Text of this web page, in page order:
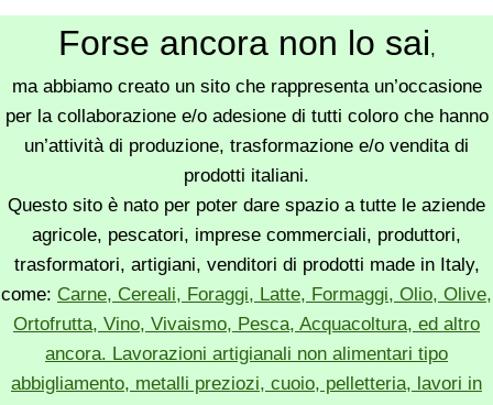
Forse ancora non lo sai,
ma abbiamo creato un sito che rappresenta un’occasione
per la collaborazione e/o adesione di tutti coloro che hanno
un’attività di produzione, trasformazione e/o vendita di
prodotti italiani.
Questo sito è nato per poter dare spazio a tutte le aziende
agricole, pescatori, imprese commerciali, produttori,
trasformatori, artigiani, venditori di prodotti made in Italy,
come: Carne, Cereali, Foraggi, Latte, Formaggi, Olio, Olive,
Ortofrutta, Vino, Vivaismo, Pesca, Acquacoltura, ed altro
ancora. Lavorazioni artigianali non alimentari tipo
abbigliamento, metalli preziozi, cuoio, pelletteria, lavori in